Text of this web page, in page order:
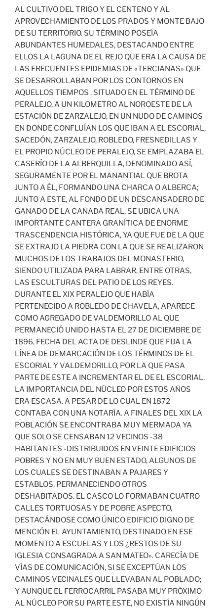
AL CULTIVO DEL TRIGO Y EL CENTENO Y AL
APROVECHAMIENTO DE LOS PRADOS Y MONTE BAJO
DE SU TERRITORIO. SU TÉRMINO POSEÍA
ABUNDANTES HUMEDALES, DESTACANDO ENTRE
ELLOS LA LAGUNA DE EL REJO QUE ERA LA CAUSA DE
LAS FRECUENTES EPIDEMIAS DE «TERCIANAS» QUE
SE DESARROLLABAN POR LOS CONTORNOS EN
AQUELLOS TIEMPOS . SITUADO EN EL TÉRMINO DE
PERALEJO, A UN KILOMETRO AL NOROESTE DE LA
ESTACIÓN DE ZARZALEJO, EN UN NUDO DE CAMINOS
EN DONDE CONFLUÍAN LOS QUE IBAN A EL ESCORIAL,
SACEDÓN, ZARZALEJO, ROBLEDO, FRESNEDILLAS Y
EL PROPIO NÚCLEO DE PERALEJO, SE EMPLAZABA EL
CASERÍO DE LA ALBERQUILLA, DENOMINADO ASÍ,
SEGURAMENTE POR EL MANANTIAL QUE BROTA
JUNTO A ÉL, FORMANDO UNA CHARCA O ALBERCA;
JUNTO A ESTE, AL FONDO DE UN DESCANSADERO DE
GANADO DE LA CAÑADA REAL, SE UBICA UNA
IMPORTANTE CANTERA GRANÍTICA DE ENORME
TRASCENDENCIA HISTÓRICA, YA QUE FUE DE LA QUE
SE EXTRAJO LA PIEDRA CON LA QUE SE REALIZARON
MUCHOS DE LOS TRABAJOS DEL MONASTERIO,
SIENDO UTILIZADA PARA LABRAR, ENTRE OTRAS,
LAS ESCULTURAS DEL PATIO DE LOS REYES.
DURANTE EL XIX PERALEJO QUE HABÍA
PERTENECIDO A ROBLEDO DE CHAVELA, APARECE
COMO AGREGADO DE VALDEMORILLO AL QUE
PERMANECIÓ UNIDO HASTA EL 27 DE DICIEMBRE DE
1896, FECHA DEL ACTA DE DESLINDE QUE FIJA LA
LÍNEA DE DEMARCACIÓN DE LOS TÉRMINOS DE EL
ESCORIAL Y VALDEMORILLO, POR LA QUE PASA
PARTE DE ESTE A INCREMENTAR EL DE EL ESCORIAL.
LA IMPORTANCIA DEL NÚCLEO POR ESTOS AÑOS
ERA ESCASA. A PESAR DE LO CUAL EN 1872
CONTABA CON UNA NOTARÍA. A FINALES DEL XIX LA
POBLACIÓN SE ENCONTRABA MUY MERMADA YA
QUE SOLO SE CENSABAN 12 VECINOS -38
HABITANTES -DISTRIBUIDOS EN VEINTE EDIFICIOS
POBRES Y NO EN MUY BUEN ESTADO, ALGUNOS DE
LOS CUALES SE DESTINABAN A PAJARES Y
ESTABLOS, PERMANECIENDO OTROS
DESHABITADOS. EL CASCO LO FORMABAN CUATRO
CALLES TORTUOSAS Y DE POBRE ASPECTO,
DESTACÁNDOSE COMO ÚNICO EDIFICIO DIGNO DE
MENCIÓN EL AYUNTAMIENTO, DESTINADO EN ESE
MOMENTO A ESCUELAS Y LOS ¿RESTOS DE SU
IGLESIA CONSAGRADA A SAN MATEO». CARECÍA DE
VÍAS DE COMUNICACIÓN, SI SE EXCEPTÚAN LOS
CAMINOS VECINALES QUE LLEVABAN AL POBLADO;
Y AUNQUE EL FERROCARRIL PASABA MUY PRÓXIMO
AL NÚCLEO POR SU PARTE ESTE, NO EXISTÍA NINGÚN